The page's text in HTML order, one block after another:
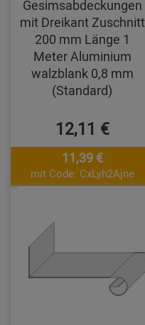
Gesimsabdeckungen
mit Dreikant Zuschnitt
200 mm Länge 1
Meter Aluminium
walzblank 0,8 mm
(Standard)
12,11 €
11,39 €
mit Code: CxLyh2Ajne